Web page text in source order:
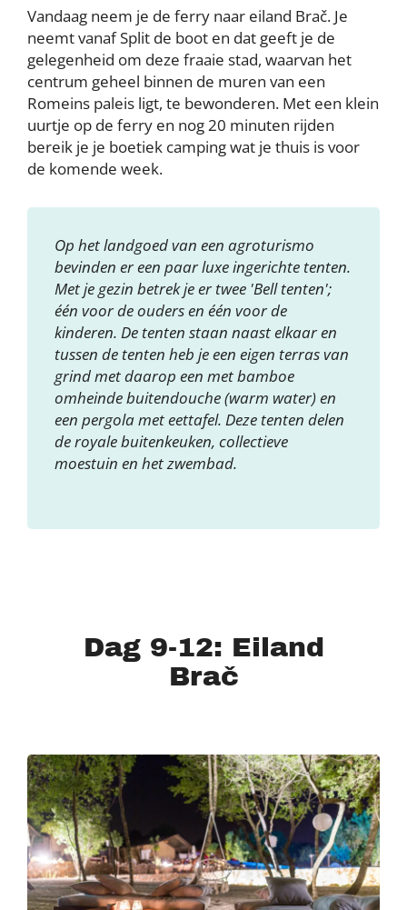
Vandaag neem je de ferry naar eiland Brač. Je
neemt vanaf Split de boot en dat geeft je de
gelegenheid om deze fraaie stad, waarvan het
centrum geheel binnen de muren van een
Romeins paleis ligt, te bewonderen. Met een klein
uurtje op de ferry en nog 20 minuten rijden
bereik je je boetiek camping wat je thuis is voor
de komende week.
Op het landgoed van een agroturismo
bevinden er een paar luxe ingerichte tenten.
Met je gezin betrek je er twee 'Bell tenten';
één voor de ouders en één voor de
kinderen. De tenten staan naast elkaar en
tussen de tenten heb je een eigen terras van
grind met daarop een met bamboe
omheinde buitendouche (warm water) en
een pergola met eettafel. Deze tenten delen
de royale buitenkeuken, collectieve
moestuin en het zwembad.
Dag 9-12: Eiland
Brač